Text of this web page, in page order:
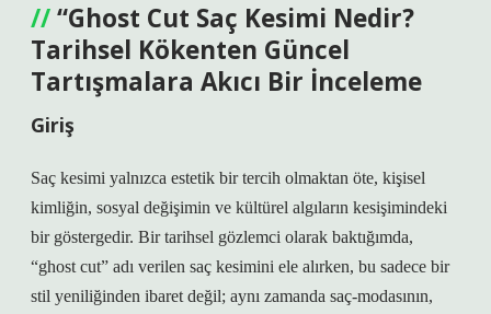
“Ghost Cut Saç Kesimi Nedir?
Tarihsel Kökenten Güncel
Tartışmalara Akıcı Bir İnceleme
Giriş
Saç kesimi yalnızca estetik bir tercih olmaktan öte, kişisel
kimliğin, sosyal değişimin ve kültürel algıların kesişimindeki
bir göstergedir. Bir tarihsel gözlemci olarak baktığımda,
“ghost cut” adı verilen saç kesimini ele alırken, bu sadece bir
stil yeniliğinden ibaret değil; aynı zamanda saç‑modasının,